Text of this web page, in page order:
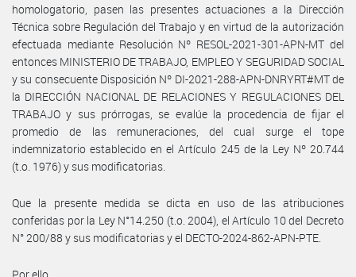
homologatorio, pasen las presentes actuaciones a la Dirección
Técnica sobre Regulación del Trabajo y en virtud de la autorización
efectuada mediante Resolución Nº RESOL-2021-301-APN-MT del
entonces MINISTERIO DE TRABAJO, EMPLEO Y SEGURIDAD SOCIAL
y su consecuente Disposición Nº DI-2021-288-APN-DNRYRT#MT de
la DIRECCIÓN NACIONAL DE RELACIONES Y REGULACIONES DEL
TRABAJO y sus prórrogas, se evalúe la procedencia de fijar el
promedio de las remuneraciones, del cual surge el tope
indemnizatorio establecido en el Artículo 245 de la Ley Nº 20.744
(t.o. 1976) y sus modificatorias.
Que la presente medida se dicta en uso de las atribuciones
conferidas por la Ley N°14.250 (t.o. 2004), el Artículo 10 del Decreto
N° 200/88 y sus modificatorias y el DECTO-2024-862-APN-PTE.
Por ello,